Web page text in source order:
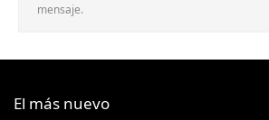
mensaje.
El más nuevo